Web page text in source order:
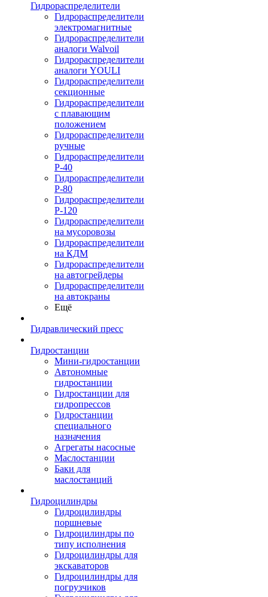
Гидрораспределители
Гидрораспределители
электромагнитные
Гидрораспределители
аналоги Walvoil
Гидрораспределители
аналоги YOULI
Гидрораспределители
секционные
Гидрораспределители
с плавающим
положением
Гидрораспределители
ручные
Гидрораспределители
Р-40
Гидрораспределители
Р-80
Гидрораспределители
Р-120
Гидрораспределители
на мусоровозы
Гидрораспределители
на КДМ
Гидрораспределители
на автогрейдеры
Гидрораспределители
на автокраны
Ещё
Гидравлический пресс
Гидростанции
Мини-гидростанции
Автономные
гидростанции
Гидростанции для
гидропрессов
Гидростанции
специального
назначения
Агрегаты насосные
Маслостанции
Баки для
маслостанций
Гидроцилиндры
Гидроцилиндры
поршневые
Гидроцилиндры по
типу исполнения
Гидроцилиндры для
экскаваторов
Гидроцилиндры для
погрузчиков